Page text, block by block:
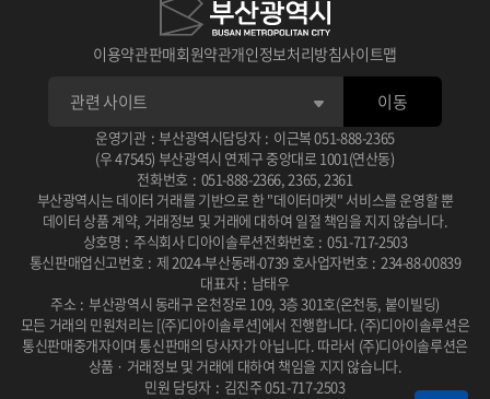
이용약관판매회원약관개인정보처리방침사이트맵
운영기관 : 부산광역시담당자 : 이근복051-888-2365
(우 47545) 부산광역시 연제구 중앙대로 1001(연산동)
전화번호 : 051-888-2366, 2365, 2361
부산광역시는 데이터 거래를 기반으로 한 "데이터마켓" 서비스를 운영할 뿐
데이터 상품 계약, 거래정보 및 거래에 대하여 일절 책임을 지지 않습니다.
상호명 : 주식회사 디아이솔루션전화번호 : 051-717-2503
통신판매업신고번호 : 제 2024-부산동래-0739 호사업자번호 : 234-88-00839
대표자 : 남태우
주소 : 부산광역시 동래구 온천장로 109, 3층 301호(온천동, 붙이빌딩)
모든 거래의 민원처리는 [(주)디아이솔루션]에서 진행합니다. (주)디아이솔루션은
통신판매중개자이며 통신판매의 당사자가 아닙니다. 따라서 (주)디아이솔루션은
상품 · 거래정보 및 거래에 대하여 책임을 지지 않습니다.
민원 담당자 : 김진주 051-717-2503
이동